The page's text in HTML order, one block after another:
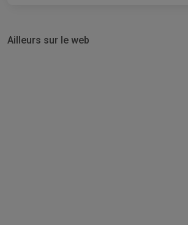
Ailleurs sur le web